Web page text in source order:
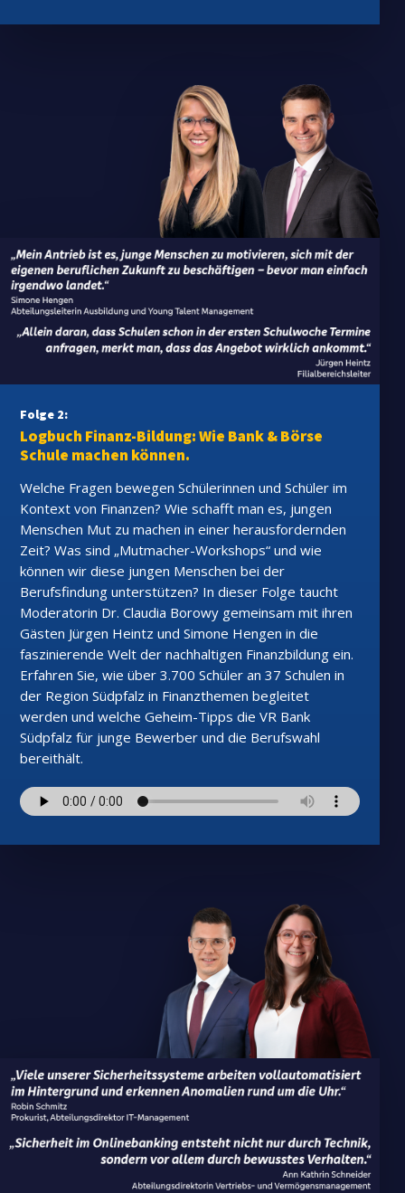
Folge 2:
Logbuch Finanz-Bildung: Wie Bank & Börse
Schule machen können.
Welche Fragen bewegen Schülerinnen und Schüler im
Kontext von Finanzen? Wie schafft man es, jungen
Menschen Mut zu machen in einer herausfordernden
Zeit? Was sind „Mutmacher-Workshops“ und wie
können wir diese jungen Menschen bei der
Berufsfindung unterstützen? In dieser Folge taucht
Moderatorin Dr. Claudia Borowy gemeinsam mit ihren
Gästen Jürgen Heintz und Simone Hengen in die
faszinierende Welt der nachhaltigen Finanzbildung ein.
Erfahren Sie, wie über 3.700 Schüler an 37 Schulen in
der Region Südpfalz in Finanzthemen begleitet
werden und welche Geheim-Tipps die VR Bank
Südpfalz für junge Bewerber und die Berufswahl
bereithält.